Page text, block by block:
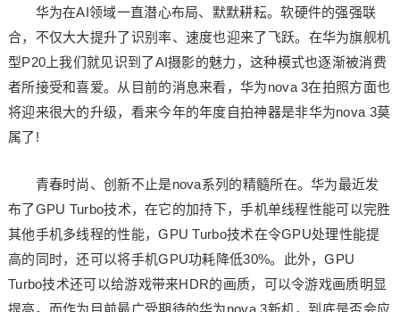
华为在AI领域一直潜心布局、默默耕耘。软硬件的强强联
合，不仅大大提升了识别率、速度也迎来了飞跃。在华为旗舰机
型P20上我们就见识到了AI摄影的魅力，这种模式也逐渐被消费
者所接受和喜爱。从目前的消息来看，华为nova 3在拍照方面也
将迎来很大的升级，看来今年的年度自拍神器是非华为nova 3莫
属了!
青春时尚、创新不止是nova系列的精髓所在。华为最近发
布了GPU Turbo技术，在它的加持下，手机单线程性能可以完胜
其他手机多线程的性能，GPU Turbo技术在令GPU处理性能提
高的同时，还可以将手机GPU功耗降低30%。此外，GPU
Turbo技术还可以给游戏带来HDR的画质，可以令游戏画质明显
提高。而作为目前最广受期待的华为nova 3新机，到底是否会应